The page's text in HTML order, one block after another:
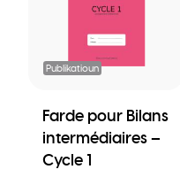
Publikatioun
Farde pour Bilans
intermédiaires –
Cycle 1